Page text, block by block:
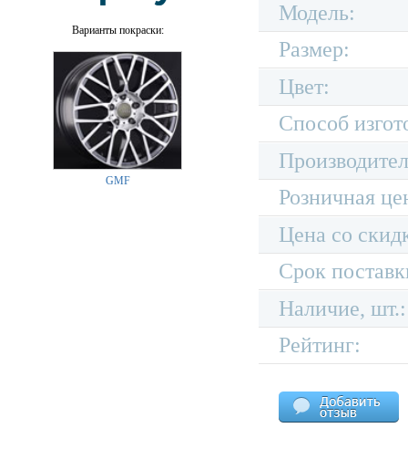
Варианты покраски:
GMF
Модель:
Размер:
Цвет:
Способ
Розничная
Цена со
Срок
Наличие, шт.:
Рейтинг: